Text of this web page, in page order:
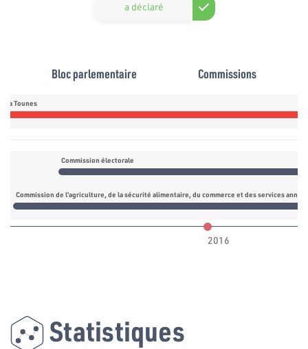
a déclaré
Bloc parlementaire Commissions
Tounes
Commission électorale
Commission de l’agriculture, de la sécurité alimentaire, du commerce et des services
2016
Statistiques